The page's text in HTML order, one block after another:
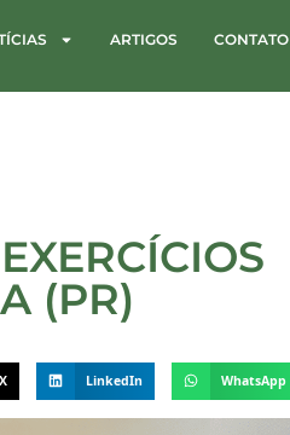
ARTIGOS CONTATO
(PR)
X LinkedIn WhatsApp